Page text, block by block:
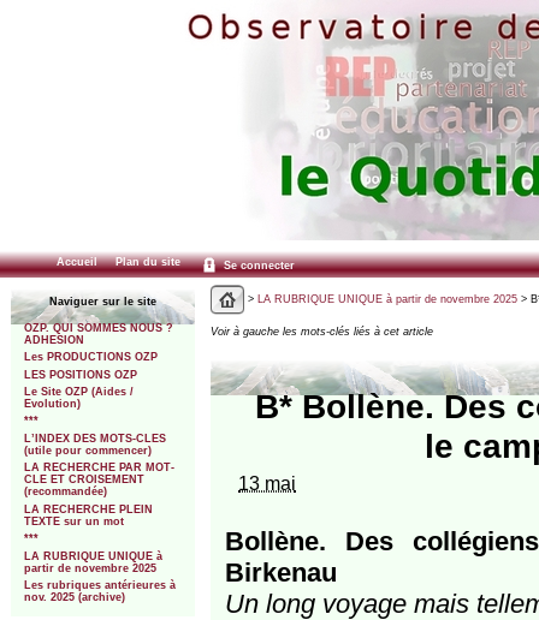
Accueil Plan du site Se connecter
Naviguer sur le site
OZP. QUI SOMMES NOUS ?
ADHESION
Les PRODUCTIONS OZP
LES POSITIONS OZP
Le Site OZP (Aides /
Evolution)
***
L’INDEX DES MOTS-CLES
(utile pour commencer)
LA RECHERCHE PAR MOT-
CLE ET CROISEMENT
(recommandée)
LA RECHERCHE PLEIN
TEXTE sur un mot
***
LA RUBRIQUE UNIQUE à
partir de novembre 2025
Les rubriques antérieures à
nov. 2025 (archive)
> LA RUBRIQUE UNIQUE à partir de novembre 2025>
Voir à gauche les mots-clés liés à cet article
B* Bollène. Des
le
13 mai
Bollène. Des
Birkenau
Un long voyage mais